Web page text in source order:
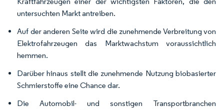
untersuchten Markt antreiben.
Auf der anderen Seite wird die zunehmende Verbreitung von
Elektrofahrzeugen das Marktwachstum voraussichtlich
hemmen.
Darüber hinaus stellt die zunehmende Nutzung biobasierter
Schmierstoffe eine Chance dar.
Die Automobil- und sonstigen Transportbranchen